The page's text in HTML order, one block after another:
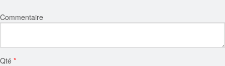
Commentaire
Qté *